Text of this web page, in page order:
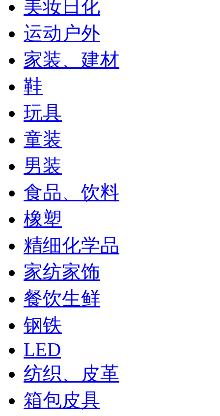
美妆日化
运动户外
家装、建材
鞋
玩具
童装
男装
食品、饮料
橡塑
精细化学品
家纺家饰
餐饮生鲜
钢铁
LED
纺织、皮革
箱包皮具